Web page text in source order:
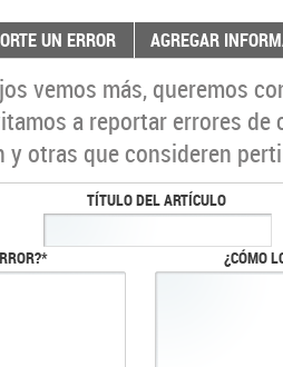
UN ERROR AGREGAR
vemos más, queremos
a reportar errores
y otras que consideren
TÍTULO DEL ARTÍCULO
¿CÓMO